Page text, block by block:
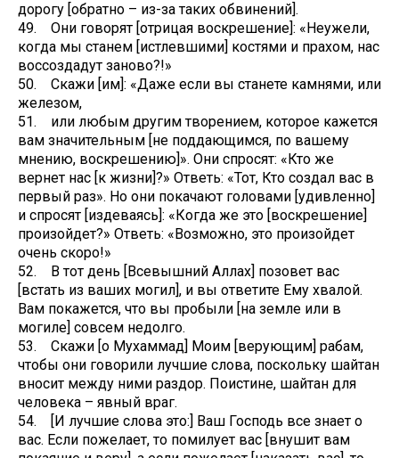
дорогу [обратно – из-за таких обвинений].
49. Они говорят [отрицая воскрешение]: «Неужели,
когда мы станем [истлевшими] костями и прахом, нас
воссоздадут заново?!»
50. Скажи [им]: «Даже если вы станете камнями, или
железом,
51. или любым другим творением, которое кажется
вам значительным [не поддающимся, по вашему
мнению, воскрешению]». Они спросят: «Кто же
вернет нас [к жизни]?» Ответь: «Тот, Кто создал вас в
первый раз». Но они покачают головами [удивленно]
и спросят [издеваясь]: «Когда же это [воскрешение]
произойдет?» Ответь: «Возможно, это произойдет
очень скоро!»
52. В тот день [Всевышний Аллах] позовет вас
[встать из ваших могил], и вы ответите Ему хвалой.
Вам покажется, что вы пробыли [на земле или в
могиле] совсем недолго.
53. Скажи [о Мухаммад] Моим [верующим] рабам,
чтобы они говорили лучшие слова, поскольку шайтан
вносит между ними раздор. Поистине, шайтан для
человека – явный враг.
54. [И лучшие слова это:] Ваш Господь все знает о
вас. Если пожелает, то помилует вас [внушит вам